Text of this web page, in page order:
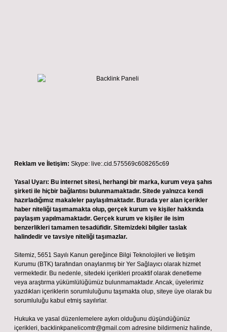
Reklam ve İletişim: Skype: live:.cid.575569c608265c69
Yasal Uyarı: Bu internet sitesi, herhangi bir marka, kurum veya şahıs
şirketi ile hiçbir bağlantısı bulunmamaktadır. Sitede yalnızca kendi
hazırladığımız makaleler paylaşılmaktadır. Burada yer alan içerikler
haber niteliği taşımamakta olup, gerçek kurum ve kişiler hakkında
paylaşım yapılmamaktadır. Gerçek kurum ve kişiler ile isim
benzerlikleri tamamen tesadüfidir. Sitemizdeki bilgiler taslak
halindedir ve tavsiye niteliği taşımazlar.
Sitemiz, 5651 Sayılı Kanun gereğince Bilgi Teknolojileri ve İletişim
Kurumu (BTK) tarafından onaylanmış bir Yer Sağlayıcı olarak hizmet
vermektedir. Bu nedenle, sitedeki içerikleri proaktif olarak denetleme
veya araştırma yükümlülüğümüz bulunmamaktadır. Ancak, üyelerimiz
yazdıkları içeriklerin sorumluluğunu taşımakta olup, siteye üye olarak bu
sorumluluğu kabul etmiş sayılırlar.
Hukuka ve yasal düzenlemelere aykırı olduğunu düşündüğünüz
içerikleri, backlinkpanelicomtr@gmail.com adresine bildirmeniz halinde,